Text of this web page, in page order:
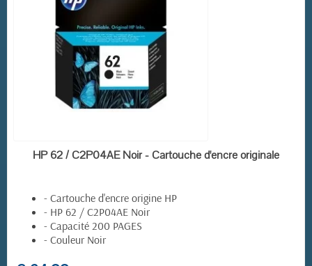
EN STOCK
HP 62 / C2P04AE Noir - Cartouche d'encre originale
- Cartouche d'encre origine HP
- HP 62 / C2P04AE Noir
- Capacité 200 PAGES
- Couleur Noir